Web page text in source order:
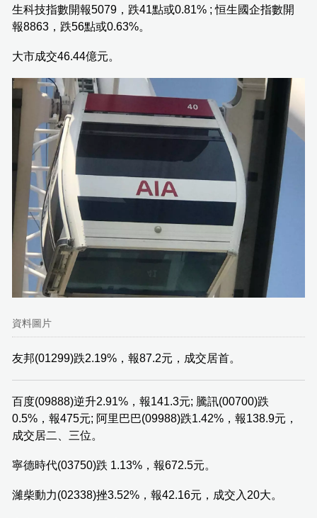
生科技指數開報5079，跌41點或0.81% ; 恒生國企指數開
報8863，跌56點或0.63%。
大市成交46.44億元。
資料圖片
友邦(01299)跌2.19%，報87.2元，成交居首。
百度(09888)逆升2.91%，報141.3元; 騰訊(00700)跌
0.5%，報475元; 阿里巴巴(09988)跌1.42%，報138.9元，
成交居二、三位。
寧德時代(03750)跌 1.13%，報672.5元。
濰柴動力(02338)挫3.52%，報42.16元，成交入20大。